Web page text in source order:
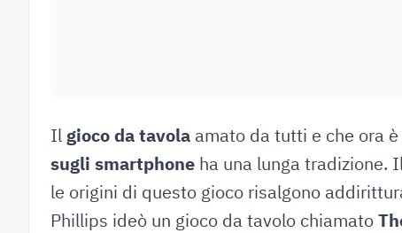
Il gioco da tavola amato da tutti e che ora
sugli smartphone ha una lunga tradizione.
le origini di questo gioco risalgono
Phillips ideò un gioco da tavolo chiamato